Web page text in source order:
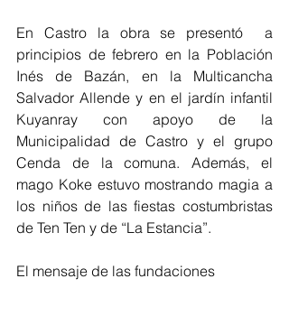
En Castro la obra se presentó  a
principios de febrero en la Población
Inés de Bazán, en la Multicancha
Salvador Allende y en el jardín infantil
Kuyanray con apoyo de la
Municipalidad de Castro y el grupo
Cenda de la comuna. Además, el
mago Koke estuvo mostrando magia a
los niños de las fiestas costumbristas
de Ten Ten y de “La Estancia”.
El mensaje de las fundaciones